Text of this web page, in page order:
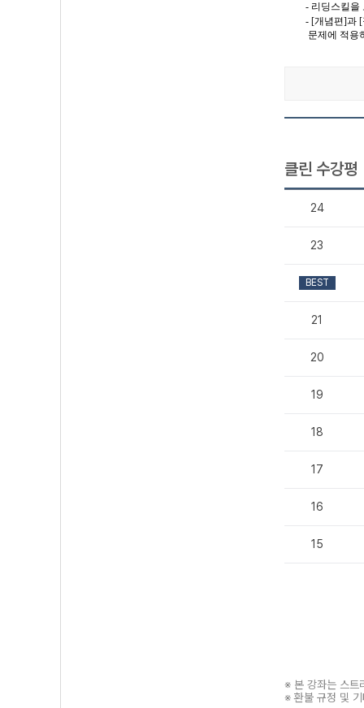
- 리딩스킬을
- [개념편]과
문제에 적용
클린 수강평
24
23
BEST
21
20
19
18
17
16
15
※ 본 강좌는 스트
※ 환불 규정 및